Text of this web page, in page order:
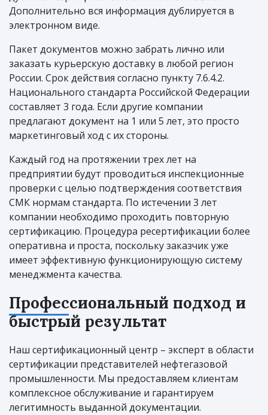
Дополнительно вся информация дублируется в
электронном виде.
Пакет документов можно забрать лично или
заказать курьерскую доставку в любой регион
России. Срок действия согласно пункту 7.6.4.2.
Национального стандарта Российской Федерации
составляет 3 года. Если другие компании
предлагают документ на 1 или 5 лет, это просто
маркетинговый ход с их стороны.
Каждый год на протяжении трех лет на
предприятии будут проводиться инспекционные
проверки с целью подтверждения соответствия
СМК нормам стандарта. По истечении 3 лет
компании необходимо проходить повторную
сертификацию. Процедура ресертификации более
оперативна и проста, поскольку заказчик уже
имеет эффективную функционирующую систему
менеджмента качества.
Профессиональный подход и
быстрый результат
Наш сертификационный центр – эксперт в области
сертификации представителей нефтегазовой
промышленности. Мы предоставляем клиентам
комплексное обслуживание и гарантируем
легитимность выданной документации.